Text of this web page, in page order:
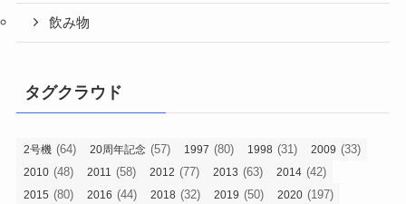
飲み物
タグクラウド
2号機 (64) 20周年記念 (57) 1997 (80) 1998 (31) 2009 (33)
2010 (48) 2011 (58) 2012 (77) 2013 (63) 2014 (42)
2015 (80) 2016 (44) 2018 (32) 2019 (50) 2020 (197)